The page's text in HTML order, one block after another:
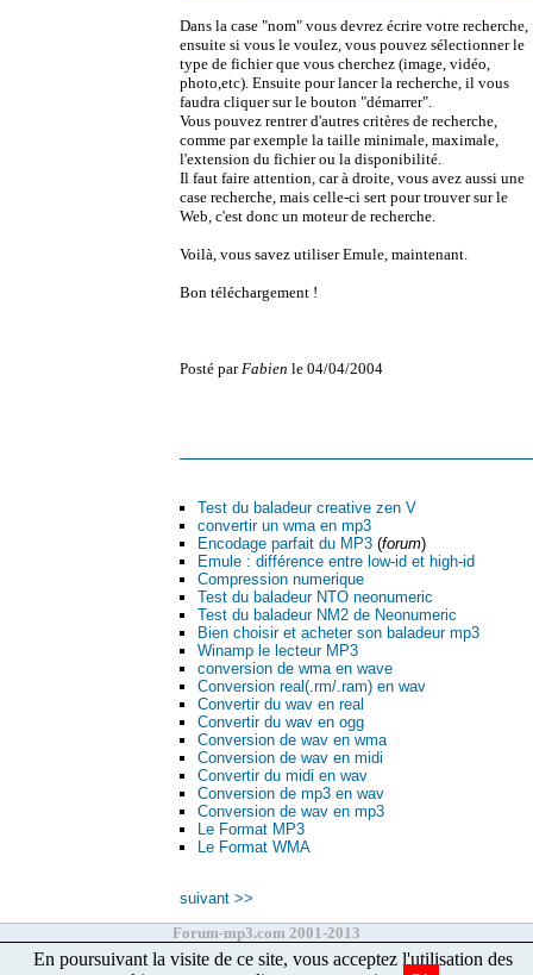
Dans la case "nom" vous devrez écrire votre recherche,
ensuite si vous le voulez, vous pouvez sélectionner le
type de fichier que vous cherchez (image, vidéo,
photo,etc). Ensuite pour lancer la recherche, il vous
faudra cliquer sur le bouton "démarrer".
Vous pouvez rentrer d'autres critères de recherche,
comme par exemple la taille minimale, maximale,
l'extension du fichier ou la disponibilité.
Il faut faire attention, car à droite, vous avez aussi une
case recherche, mais celle-ci sert pour trouver sur le
Web, c'est donc un moteur de recherche.
Voilà, vous savez utiliser Emule, maintenant.
Bon téléchargement !
Posté par Fabien le 04/04/2004
Test du baladeur creative zen V
convertir un wma en mp3
Encodage parfait du MP3 (forum)
Emule : différence entre low-id et high-id
Compression numerique
Test du baladeur NTO neonumeric
Test du baladeur NM2 de Neonumeric
Bien choisir et acheter son baladeur mp3
Winamp le lecteur MP3
conversion de wma en wave
Conversion real(.rm/.ram) en wav
Convertir du wav en real
Convertir du wav en ogg
Conversion de wav en wma
Conversion de wav en midi
Convertir du midi en wav
Conversion de mp3 en wav
Conversion de wav en mp3
Le Format MP3
Le Format WMA
suivant >>
En poursuivant la visite de ce site, vous acceptez l'utilisation des
Forum-mp3.com 2001-2013